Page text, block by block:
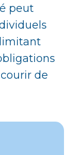
peut
de